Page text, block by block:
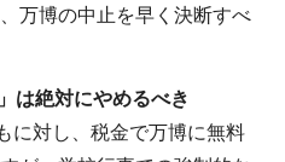
万博の中止を早く決断すべ
は絶対にやめるべき
対し、税金で万博に無料